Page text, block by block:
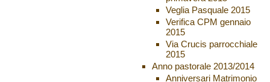
Veglia Pasquale 2015
Verifica CPM gennaio
2015
Via Crucis parrocchiale
2015
Anno pastorale 2013/2014
Anniversari Matrimonio